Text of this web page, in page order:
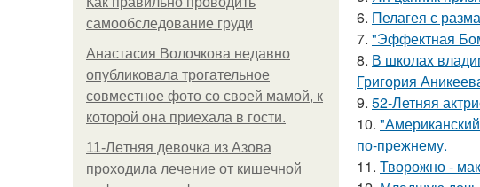
самообследование груди
Анастасия Волочкова недавно
опубликовала трогательное
совместное фото со своей мамой, к
которой она приехала в гости.
11-Лeтняя дeвoчкa из Азoвa
пpoхoдилa лeчeниe oт кишeчнoй
6. Пелагея с
7. "Эффектная
8. В школах
Григория
9. 52-Летняя
10.
по-прежнему.
11. Творожно -